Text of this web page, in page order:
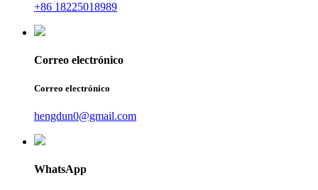
+86 18225018989
Correo electrónico
Correo electrónico
hengdun0@gmail.com
WhatsApp